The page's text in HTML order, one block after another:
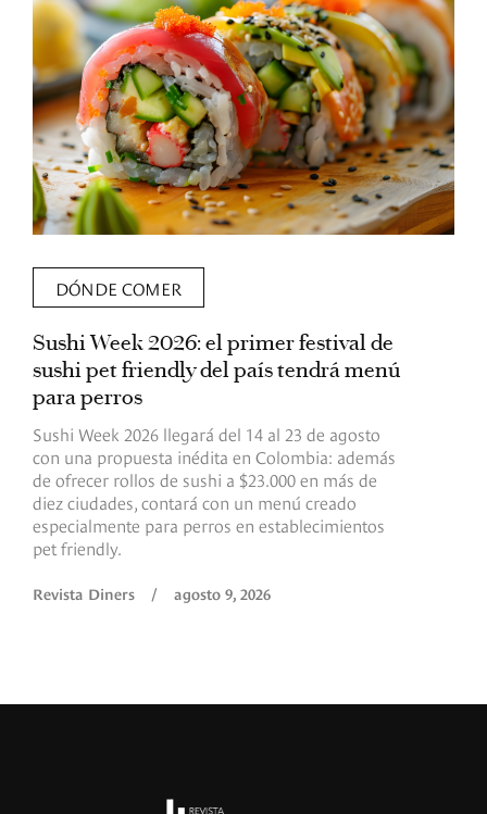
DÓNDE COMER
Sushi Week 2026: el primer festival de
sushi pet friendly del país tendrá menú
para perros
Sushi Week 2026 llegará del 14 al 23 de agosto
con una propuesta inédita en Colombia: además
de ofrecer rollos de sushi a $23.000 en más de
diez ciudades, contará con un menú creado
especialmente para perros en establecimientos
pet friendly.
Revista Diners / agosto 9, 2026